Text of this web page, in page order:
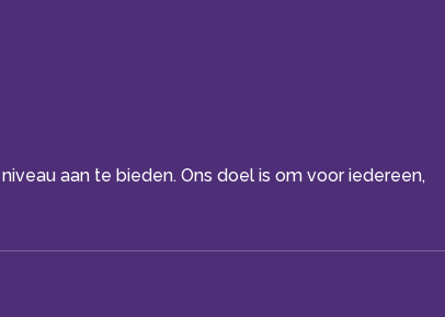
aan te bieden. Ons doel is om voor iedereen,